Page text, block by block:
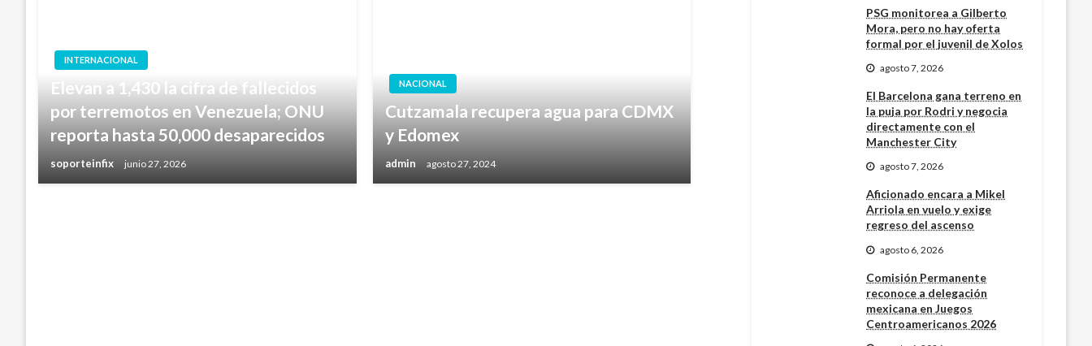
INTERNACIONAL
Elevan a 1,430 la cifra de fallecidos
por terremotos en Venezuela; ONU
reporta hasta 50,000 desaparecidos
soporteinfix junio 27, 2026
NACIONAL
Cutzamala recupera agua para CDMX
y Edomex
admin agosto 27, 2024
PSG monitorea a Gilberto
Mora, pero no hay oferta
formal por el juvenil de Xolos
agosto 7, 2026
El Barcelona gana terreno en
la puja por Rodri y negocia
directamente con el
Manchester City
agosto 7, 2026
Aficionado encara a Mikel
Arriola en vuelo y exige
regreso del ascenso
agosto 6, 2026
Comisión Permanente
reconoce a delegación
mexicana en Juegos
Centroamericanos 2026